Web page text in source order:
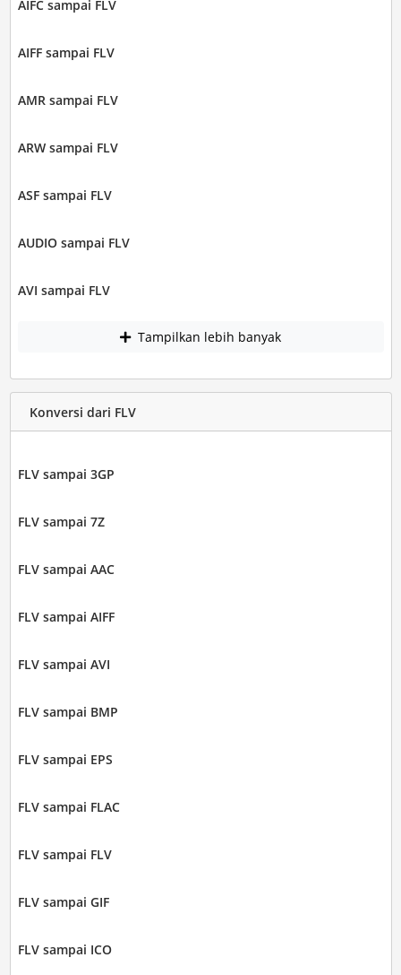
AIFC sampai FLV
AIFF sampai FLV
AMR sampai FLV
ARW sampai FLV
ASF sampai FLV
AUDIO sampai FLV
AVI sampai FLV
Tampilkan lebih banyak
Konversi dari FLV
FLV sampai 3GP
FLV sampai 7Z
FLV sampai AAC
FLV sampai AIFF
FLV sampai AVI
FLV sampai BMP
FLV sampai EPS
FLV sampai FLAC
FLV sampai FLV
FLV sampai GIF
FLV sampai ICO